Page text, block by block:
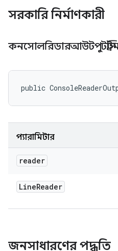
সরকারি নির্মাণকারী
public
প্যারামিটার
reader
LineReader
জনসাধারণের পদ্ধতি